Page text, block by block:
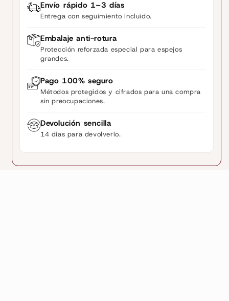
Envío rápido 1–3 días
Entrega con seguimiento incluido.
Embalaje anti-rotura
Protección reforzada especial para espejos
grandes.
Pago 100% seguro
Métodos protegidos y cifrados para una compra
sin preocupaciones.
Devolución sencilla
14 días para devolverlo.